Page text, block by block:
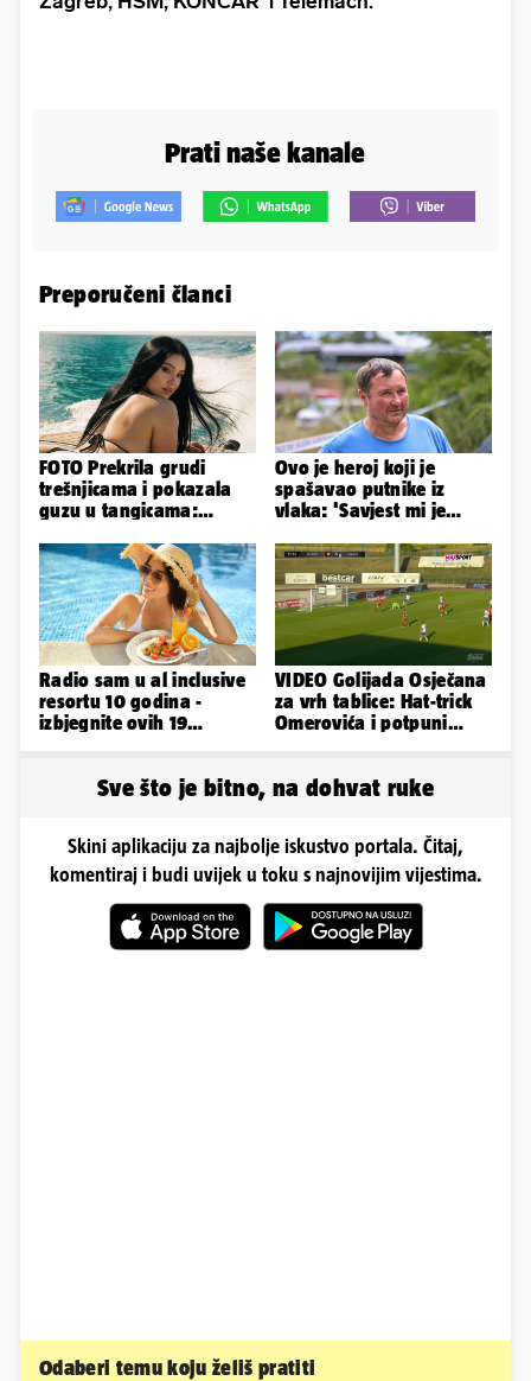
Prati naše kanale
Preporučeni članci
FOTO Prekrila grudi
trešnjicama i pokazala
guzu u tangicama:
Slavonka
Ovo je heroj koji je
spašavao putnike iz
vlaka: 'Savjest mi je
napravim...'
Radio sam u al inclusive
resortu 10 godina -
izbjegnite ovih 19
VIDEO Golijada Osječana
za vrh tablice: Hat-trick
Omerovića i potpuni
Sve što je bitno, na dohvat ruke
Skini aplikaciju za najbolje iskustvo portala. Čitaj,
komentiraj i budi uvijek u toku s najnovijim vijestima.
Odaberi temu koju želiš pratiti